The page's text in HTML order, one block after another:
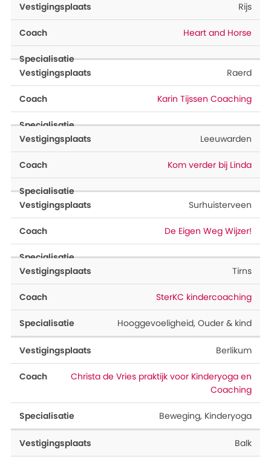
Rijs
Heart and Horse
Raerd
Karin Tijssen Coaching
Leeuwarden
Kom verder bij Linda
Surhuisterveen
De Eigen Weg Wijzer!
Tirns
SterKC kindercoaching
Hooggevoeligheid, Ouder & kind
Berlikum
Christa de Vries praktijk voor Kinderyoga en
Coaching
Beweging, Kinderyoga
Balk